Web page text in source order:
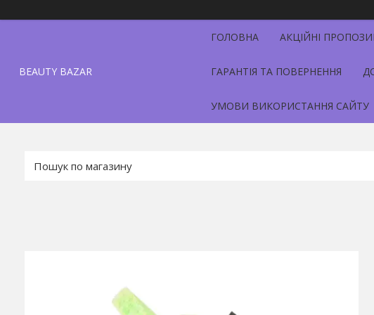
BEAUTY BAZAR
ГОЛОВНА АКЦІЙНІ
ГАРАНТІЯ ТА ПОВЕРНЕННЯ
УМОВИ ВИКОРИСТАННЯ САЙТУ